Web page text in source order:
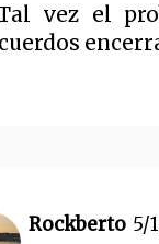
vez el
Rockberto 5/